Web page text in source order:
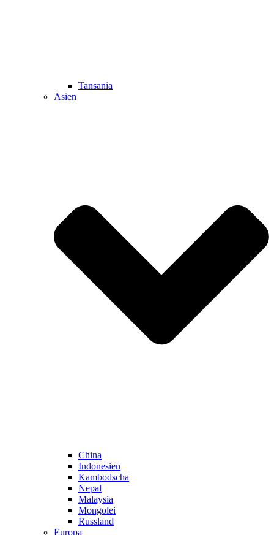
Tansania
Asien
China
Indonesien
Kambodscha
Nepal
Malaysia
Mongolei
Russland
Europa